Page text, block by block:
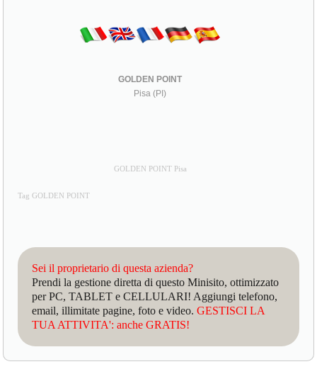
GOLDEN POINT
Pisa (PI)
GOLDEN POINT Pisa
Tag GOLDEN POINT
Sei il proprietario di questa azienda?
Prendi la gestione diretta di questo Minisito, ottimizzato
per PC, TABLET e CELLULARI! Aggiungi telefono,
email, illimitate pagine, foto e video.GESTISCI LA
TUA ATTIVITA': anche GRATIS!